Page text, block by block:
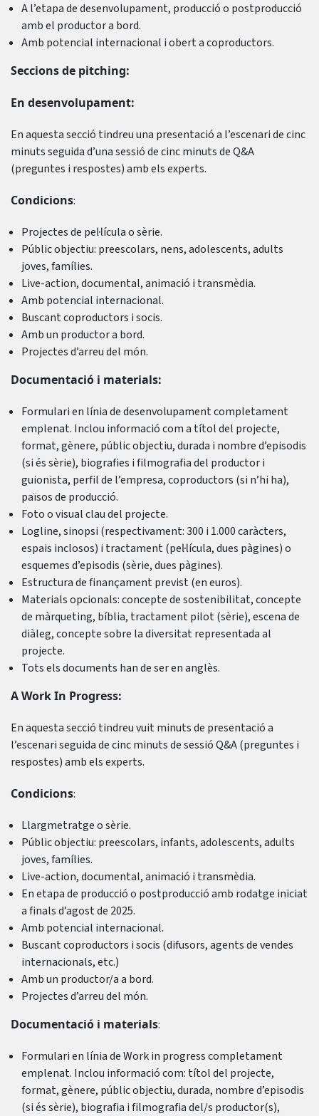
A l’etapa de desenvolupament, producció o postproducció
amb el productor a bord.
Amb potencial internacional i obert a coproductors.
Seccions de pitching:
En desenvolupament:
En aquesta secció tindreu una presentació a l’escenari de cinc
minuts seguida d’una sessió de cinc minuts de Q&A
(preguntes i respostes) amb els experts.
Condicions:
Projectes de pel·lícula o sèrie.
Públic objectiu: preescolars, nens, adolescents, adults
joves, famílies.
Live-action, documental, animació i transmèdia.
Amb potencial internacional.
Buscant coproductors i socis.
Amb un productor a bord.
Projectes d’arreu del món.
Documentació i materials:
Formulari en línia de desenvolupament completament
emplenat. Inclou informació com a títol del projecte,
format, gènere, públic objectiu, durada i nombre d’episodis
(si és sèrie), biografies i filmografia del productor i
guionista, perfil de l’empresa, coproductors (si n’hi ha),
països de producció.
Foto o visual clau del projecte.
Logline, sinopsi (respectivament: 300 i 1.000 caràcters,
espais inclosos) i tractament (pel·lícula, dues pàgines) o
esquemes d’episodis (sèrie, dues pàgines).
Estructura de finançament previst (en euros).
Materials opcionals: concepte de sostenibilitat, concepte
de màrqueting, bíblia, tractament pilot (sèrie), escena de
diàleg, concepte sobre la diversitat representada al
projecte.
Tots els documents han de ser en anglès.
A Work In Progress:
En aquesta secció tindreu vuit minuts de presentació a
l’escenari seguida de cinc minuts de sessió Q&A (preguntes i
respostes) amb els experts.
Condicions:
Llargmetratge o sèrie.
Públic objectiu: preescolars, infants, adolescents, adults
joves, famílies.
Live-action, documental, animació i transmèdia.
En etapa de producció o postproducció amb rodatge iniciat
a finals d’agost de 2025.
Amb potencial internacional.
Buscant coproductors i socis (difusors, agents de vendes
internacionals, etc.)
Amb un productor/a a bord.
Projectes d’arreu del món.
Documentació i materials:
Formulari en línia de Work in progress completament
emplenat. Inclou informació com: títol del projecte,
format, gènere, públic objectiu, durada, nombre d’episodis
(si és sèrie), biografia i filmografia del/s productor(s),